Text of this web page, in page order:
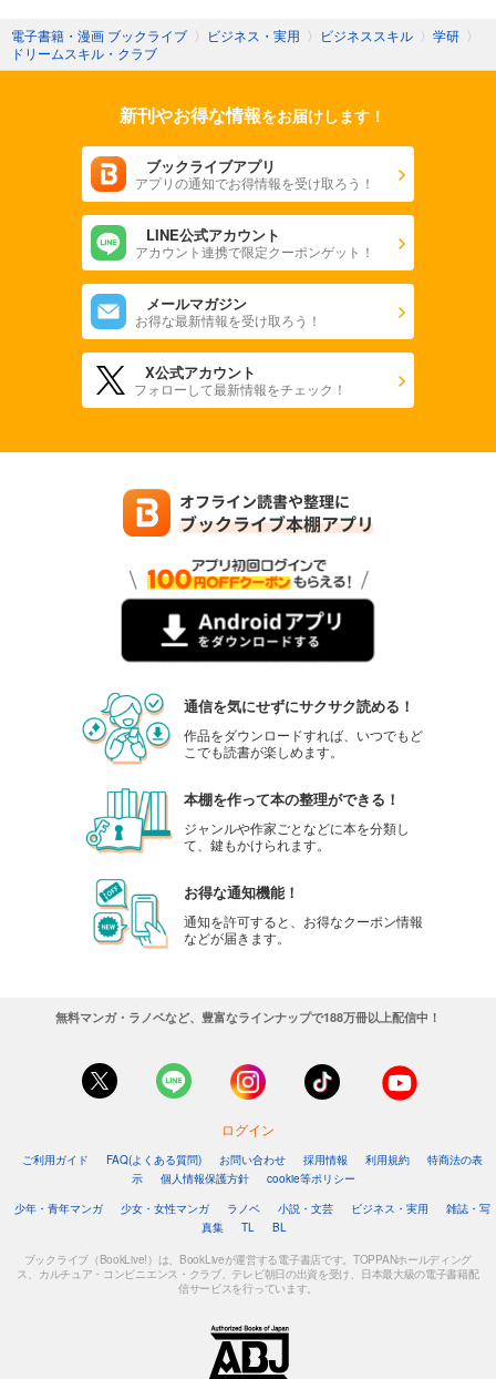
電子書籍・漫画 ブックライブ 〉 ビジネス・実用 〉 ビジネススキル 〉 学研 〉
ドリームスキル・クラブ
新刊やお得な情報をお届けします！
ブックライブアプリ
アプリの通知でお得情報を受け取ろう！
LINE公式アカウント
アカウント連携で限定クーポンゲット！
メールマガジン
お得な最新情報を受け取ろう！
X公式アカウント
フォローして最新情報をチェック！
通信を気にせずにサクサク読める！
作品をダウンロードすれば、いつでもど
こでも読書が楽しめます。
本棚を作って本の整理ができる！
ジャンルや作家ごとなどに本を分類し
て、鍵もかけられます。
お得な通知機能！
通知を許可すると、お得なクーポン情報
などが届きます。
無料マンガ・ラノベなど、豊富なラインナップで188万冊以上配信中！
ログイン
ご利用ガイド FAQ(よくある質問) お問い合わせ 採用情報 利用規約
特商法の表
示
個人情報保護方針
cookie等ポリシー
少年・青年マンガ
少女・女性マンガ ラノベ 小説・文芸 ビジネス・実用
雑誌・写
真集
TL BL
ブックライブ（BookLive!）は、BookLiveが運営する電子書店です。TOPPANホールディング
ス、カルチュア・コンビニエンス・クラブ、テレビ朝日の出資を受け、日本最大級の電子書籍配
信サービスを行っています。